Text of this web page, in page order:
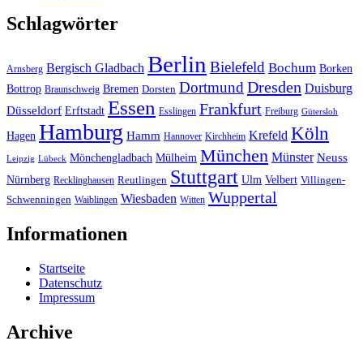
Schlagwörter
Arnsberg Bergisch Gladbach Berlin Bielefeld Bochum Borken
Bottrop Braunschweig Bremen Dorsten Dortmund Dresden Duisburg
Düsseldorf Erftstadt Essen Esslingen Frankfurt Freiburg Gütersloh
Hagen Hamburg Hamm Hannover Kirchheim Krefeld Köln
Leipzig Lübeck Mönchengladbach Mülheim München Münster Neuss
Nürnberg Recklinghausen Reutlingen Stuttgart Ulm Velbert Villingen-
Schwenningen Waiblingen Wiesbaden Witten Wuppertal
Informationen
Startseite
Datenschutz
Impressum
Archive